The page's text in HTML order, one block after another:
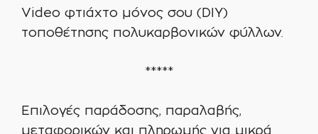
Video φτιάχτο μόνος σου (DIY)
τοποθέτησης πολυκαρβονικών φύλλων.
*****
Επιλογές παράδοσης, παραλαβής,
μεταφορικών και πληρωμής για μικρά